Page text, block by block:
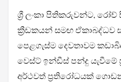
ශ්‍රී ලංකා පිතිකරුවන්ට, රෝච්
ක්‍රීඩකයන් සමඟ ඒකාබද්ධව
පෙළගැස්ම දෙවතාවම
වෙස්ට් ඉන්ඩීස් පන්දු යැවීමේ
අර්ථවත් ප්‍රතිරෝධයක්